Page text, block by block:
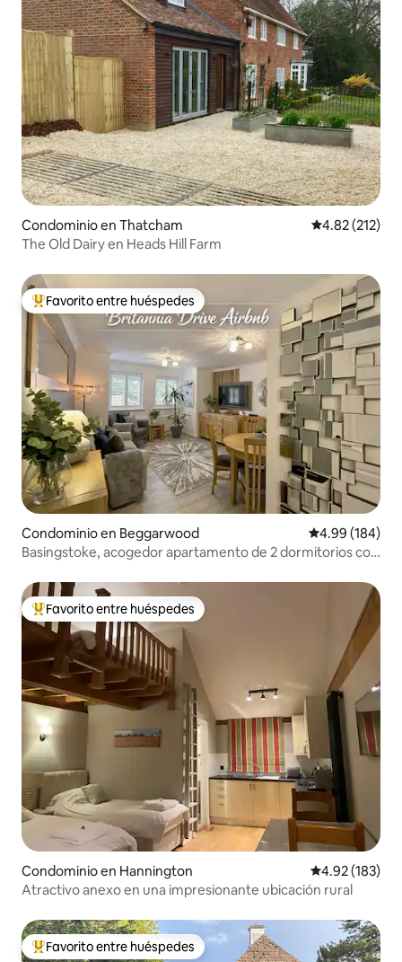
Condominio en Thatcham Calificación
4.82 (212)
The Old Dairy en Heads Hill Farm
De los mejores en Favorito entre huéspedes
Favorito entre huéspedes
Condominio en Beggarwood Calificación
4.99 (184)
Basingstoke, acogedor apartamento de 2 dormitorios con
De los mejores en Favorito entre huéspedes
Favorito entre huéspedes
Condominio en Hannington Calificación
4.92 (183)
Atractivo anexo en una impresionante ubicación rural
De los mejores en Favorito entre huéspedes
Favorito entre huéspedes